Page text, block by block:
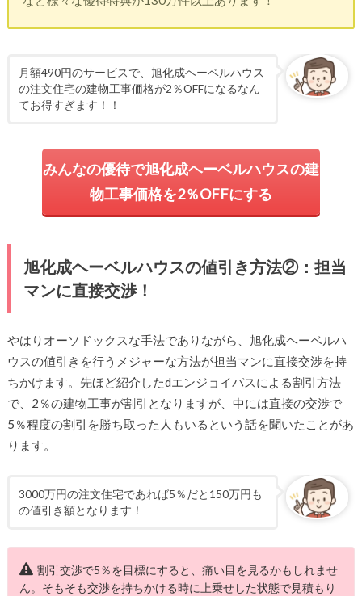
月額490円のサービスで、旭化成ヘーベルハウス
の注文住宅の建物工事価格が2％OFFになるなん
てお得すぎます！！
みんなの優待で旭化成ヘーベルハウスの建
物工事価格を2％OFFにする
旭化成ヘーベルハウスの値引き方法②：担当
マンに直接交渉！
やはりオーソドックスな手法でありながら、旭化成ヘーベルハ
ウスの値引きを行うメジャーな方法が担当マンに直接交渉を持
ちかけます。先ほど紹介したdエンジョイパスによる割引方法
で、2％の建物工事が割引となりますが、中には直接の交渉で
5％程度の割引を勝ち取った人もいるという話を聞いたことがあ
ります。
3000万円の注文住宅であれば5％だと150万円も
の値引き額となります！
割引交渉で5％を目標にすると、痛い目を見るかもしれませ
ん。そもそも交渉を持ちかける時に上乗せした状態で見積もり